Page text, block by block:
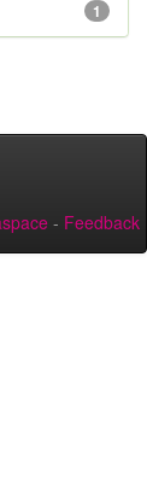
1
- Feedback